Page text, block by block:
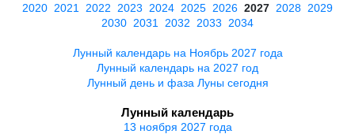
2020 2021 2022 2023 2024 2025 2026 2027 2028 2029
2030 2031 2032 2033 2034
Лунный календарь на Ноябрь 2027 года
Лунный календарь на 2027 год
Лунный день и фаза Луны сегодня
Лунный календарь
13 ноября 2027 года